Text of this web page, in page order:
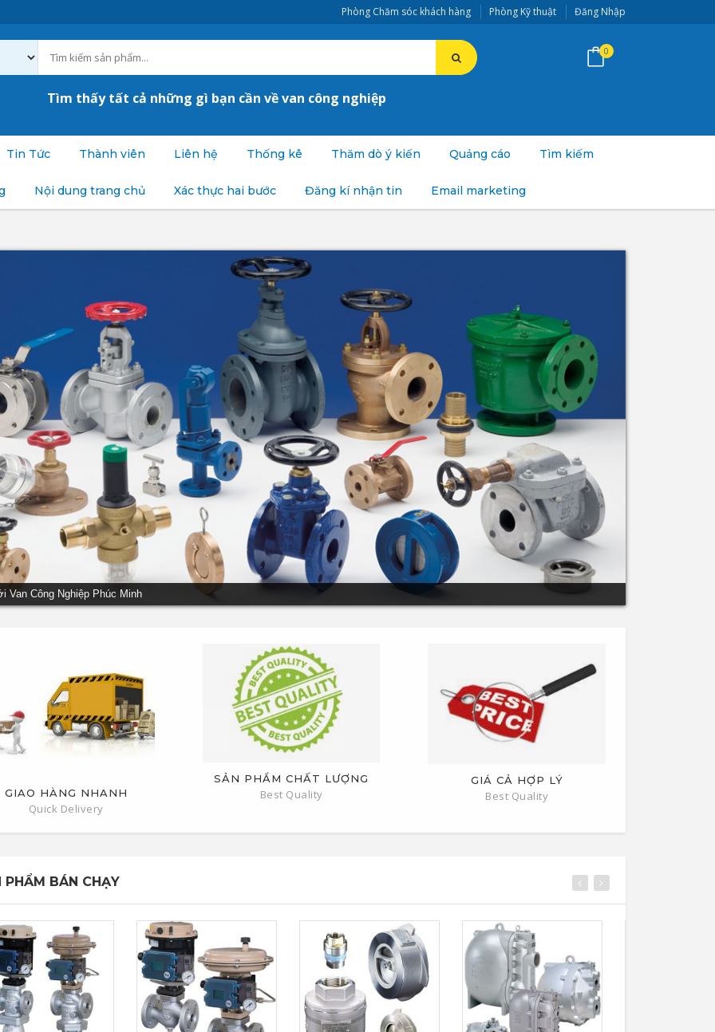
Phòng Chăm sóc khách hàng Phòng Kỹ thuật Đăng Nhập
Tìm thấy tất cả những gì bạn cần về van công nghiệp
0
Tin Tức Thành viên Liên hệ Thống kê Thăm dò ý kiến Quảng cáo Tìm kiếm
Nội dung trang chủ Xác thực hai bước Đăng kí nhận tin Email marketing
Van Công Nghiệp Phúc Minh
GIAO HÀNG NHANH
Quick Delivery
SẢN PHẨM CHẤT LƯỢNG
Best Quality
GIÁ CẢ HỢP LÝ
Best Quality
PHẨM BÁN CHẠY